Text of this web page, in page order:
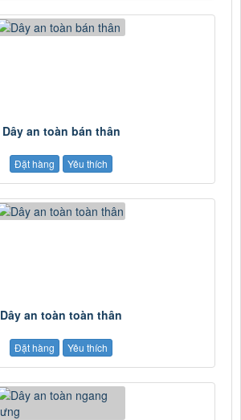
Dây an toàn bán thân
Đặt hàng Yêu thích
Dây an toàn toàn thân
Đặt hàng Yêu thích